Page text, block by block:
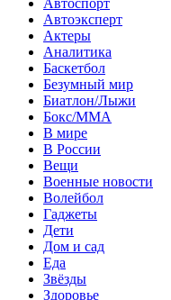
Автоэксперт
Актеры
Аналитика
Баскетбол
Безумный мир
Биатлон/Лыжи
Бокс/MMA
В мире
В России
Вещи
Военные новости
Волейбол
Гаджеты
Дети
Дом и сад
Еда
Звёзды
Здоровье